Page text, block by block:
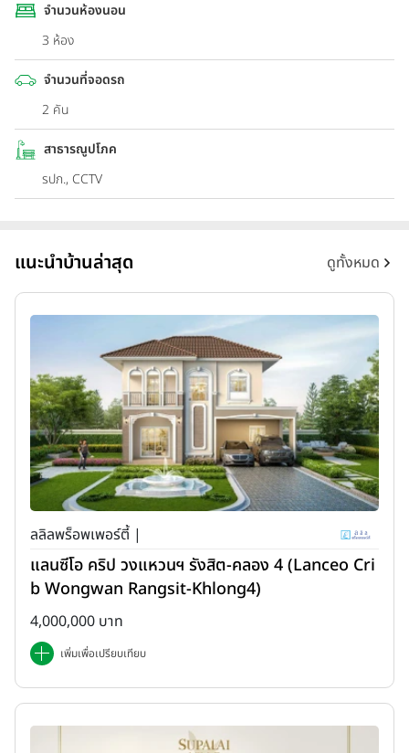
จำนวนห้องนอน
3 ห้อง
จำนวนที่จอดรถ
2 คัน
สาธารณูปโภค
รปภ., CCTV
แนะนำบ้านล่าสุด ดูทั้งหมด
ลลิลพร็อพเพอร์ตี้ |
แลนซีโอ คริป วงแหวนฯ รังสิต-คลอง 4 (Lanceo Cri
b Wongwan Rangsit-Khlong4)
4,000,000 บาท
เพิ่มเพื่อเปรียบเทียบ